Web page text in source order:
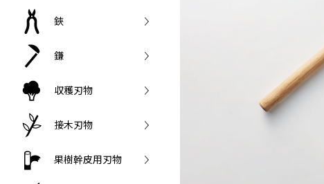
鋏
鎌
収穫刃物
接木刃物
果樹幹皮用刃物